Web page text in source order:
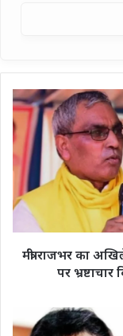
मंत्री
राजभर
का
अखिलेश
पर
तीखा
वार,
बोले-
लोकनायक
इसलिए
मंत्री राजभर का
पर
का